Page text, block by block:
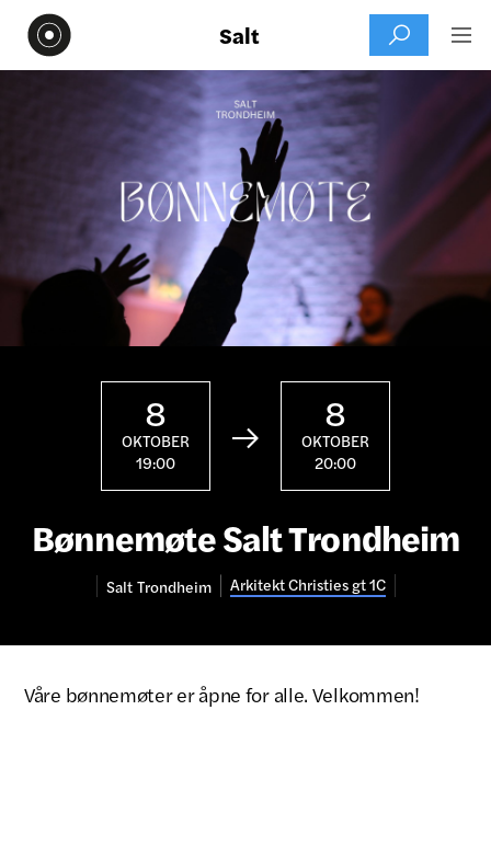
Salt  
8
OKTOBER
19:00

8
OKTOBER
20:00
Bønnemøte Salt Trondheim
Salt Trondheim Arkitekt Christies gt 1C
Våre bønnemøter er åpne for alle. Velkommen!